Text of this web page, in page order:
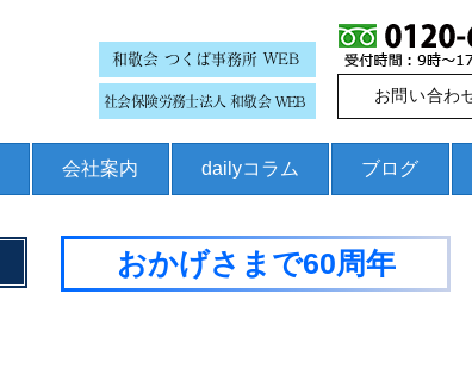
和敬会 つくば事務所 WEB
社会保険労務士法人 和敬会 WEB お問い合わ
会社案内 dailyコラム ブログ
おかげさまで60周年